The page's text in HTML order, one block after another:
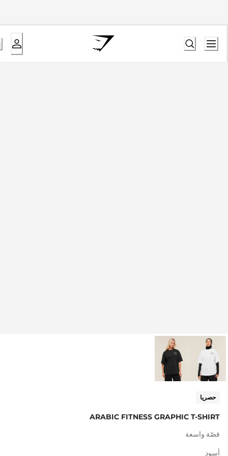
حصريا
ARABIC FITNESS GRAPHIC T-SHIRT
قصّة واسعة
أسود